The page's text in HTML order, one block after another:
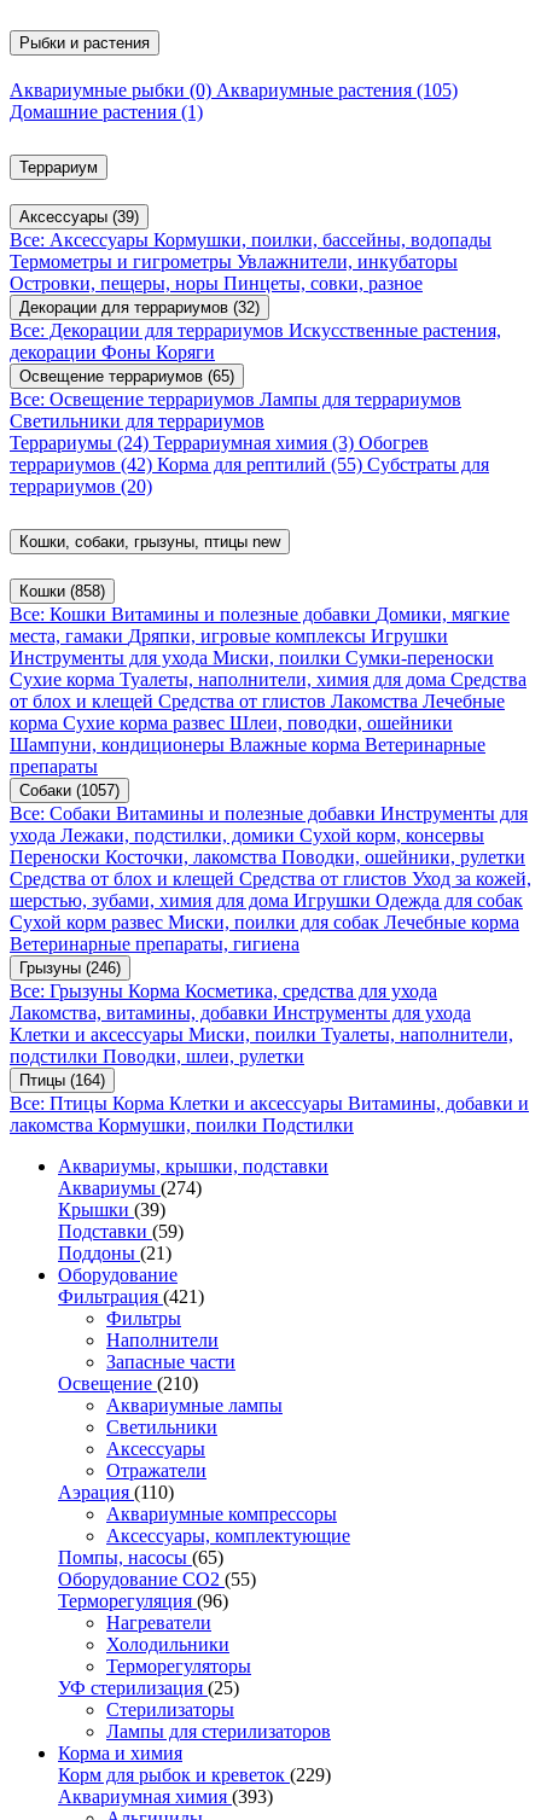
Рыбки и растения
Аквариумные рыбки (0) Аквариумные растения (105)
Домашние растения (1)
Террариум
Аксессуары (39)
Все: Аксессуары Кормушки, поилки, бассейны, водопады
Термометры и гигрометры Увлажнители, инкубаторы
Островки, пещеры, норы Пинцеты, совки, разное
Декорации для террариумов (32)
Все: Декорации для террариумов Искусственные растения,
декорации Фоны Коряги
Освещение террариумов (65)
Все: Освещение террариумов Лампы для террариумов
Светильники для террариумов
Террариумы (24) Террариумная химия (3) Обогрев
террариумов (42) Корма для рептилий (55) Субстраты для
террариумов (20)
Кошки, собаки, грызуны, птицы new
Кошки (858)
Все: Кошки Витамины и полезные добавки Домики, мягкие
места, гамаки Дряпки, игровые комплексы Игрушки
Инструменты для ухода Миски, поилки Сумки-переноски
Сухие корма Туалеты, наполнители, химия для дома Средства
от блох и клещей Средства от глистов Лакомства Лечебные
корма Сухие корма развес Шлеи, поводки, ошейники
Шампуни, кондиционеры Влажные корма Ветеринарные
препараты
Собаки (1057)
Все: Собаки Витамины и полезные добавки Инструменты для
ухода Лежаки, подстилки, домики Сухой корм, консервы
Переноски Косточки, лакомства Поводки, ошейники, рулетки
Средства от блох и клещей Средства от глистов Уход за кожей,
шерстью, зубами, химия для дома Игрушки Одежда для собак
Сухой корм развес Миски, поилки для собак Лечебные корма
Ветеринарные препараты, гигиена
Грызуны (246)
Все: Грызуны Корма Косметика, средства для ухода
Лакомства, витамины, добавки Инструменты для ухода
Клетки и аксессуары Миски, поилки Туалеты, наполнители,
подстилки Поводки, шлеи, рулетки
Птицы (164)
Все: Птицы Корма Клетки и аксессуары Витамины, добавки и
лакомства Кормушки, поилки Подстилки
Аквариумы, крышки, подставки
Аквариумы (274)
Крышки (39)
Подставки (59)
Поддоны (21)
Оборудование
Фильтрация (421)
Фильтры
Наполнители
Запасные части
Освещение (210)
Аквариумные лампы
Светильники
Аксессуары
Отражатели
Аэрация (110)
Аквариумные компрессоры
Аксессуары, комплектующие
Помпы, насосы (65)
Оборудование CO2 (55)
Терморегуляция (96)
Нагреватели
Холодильники
Терморегуляторы
УФ стерилизация (25)
Стерилизаторы
Лампы для стерилизаторов
Корма и химия
Корм для рыбок и креветок (229)
Аквариумная химия (393)